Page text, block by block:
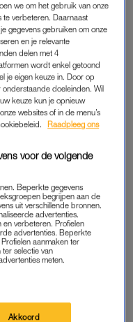
logeren heet water over
snelle handelen is er
armpje te herstellen. Op
dat de operatie
weer naar huis mag.
zo gebruik je
LEES OOK
van haar hoofdje
uur in spanning
Dee op haar
we om het gebruik van onze
te verbeteren. Daarnaast
gegevens gebruiken om onze
en je relevante
delen met 4
wordt enkel getoond
je eigen keuze in. Door op
doeleinden. Wil
keuze kun je opnieuw
websites of in de menu’s
Raadpleeg ons
voor de volgende
Beperkte gegevens
begrijpen aan de
uit verschillende bronnen.
advertenties.
en verbeteren. Profielen
advertenties. Beperkte
aanmaken ter
ter selectie van
meten.
Akkoord